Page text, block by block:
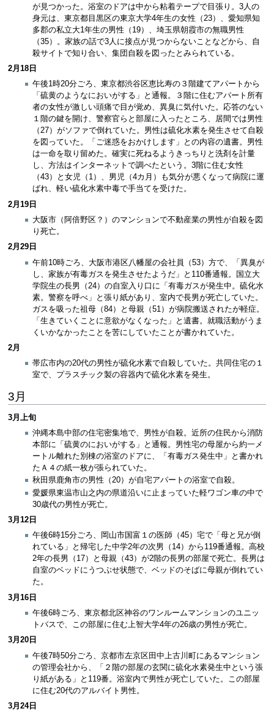
が見つかった。浴室のドアは中から粘着テープで目張り。3人の
身元は、東京都目黒区の東京大学4年生の女性（23）、愛知県知
多郡の私立大1年生の男性（19）、埼玉県朝霞市の無職男性
（35）。家族の話で3人に接点が見つからないことなどから、自
殺サイトで知り合い、集団自殺を図ったとみられている。
2月18日
午後1時20分ごろ、東京都渋谷区恵比寿の３階建てアパートから
「硫黄のようなにおいがする」と通報。３階に住むアパート所有
者の女性が激しい頭痛で目が覚め、異臭に気付いた。応答のない
１階の鍵を開け、警察官らと部屋に入ったところ、居間では男性
（27）がソファで倒れていた。男性は硫化水素を発生させて自殺
を図っていた。「ご迷惑をおかけします」との内容の遺書。男性
は一命を取り留めた。確実に死ねるようきっちりと洗剤を計量
し、方法はインターネットで調べたという。3階に住む女性
（43）と女児（1）、男児（4カ月）も気分が悪くなって病院に運
ばれ、軽い硫化水素中毒で手当てを受けた。
2月19日
大阪市（阿倍野区？）のマンションで不動産業の男性が自殺を図
り死亡。
2月29日
午前10時ごろ、大阪市港区八幡屋の会社員（53）方で、「異臭が
し、家族が有毒ガスを発生させたようだ」と110番通報。国立大
学院生の長男（24）の自室入り口に「有毒ガスが発生中。硫化水
素。警察を呼べ」と張り紙があり、室内で長男が死亡していた。
ガスを吸った祖母（84）と母親（51）が病院搬送されたが軽症。
「生きていくことに意欲がなくなった」と遺書。就職活動がうま
くいかなかったことを苦にしていたことが書かれていた。
2月
帯広市内の20代の男性が硫化水素で自殺していた。共同住宅の１
室で、プラスチック製の容器内で硫化水素を発生。
3月
3月上旬
沖縄本島中部の住宅密集地で、男性が自殺。近所の住民から消防
本部に「硫黄のにおいがする」と通報。男性宅の母屋から約一メ
ートル離れた別棟の浴室のドアに、「有毒ガス発生中」と書かれ
たＡ４の紙一枚が張られていた。
秋田県鹿角市の男性（20）が自宅アパートの浴室で自殺。
愛媛県東温市山之内の県道沿いに止まっていた軽ワゴン車の中で
30歳代の男性が死亡。
3月12日
午後6時15分ごろ、岡山市国富１の医師（45）宅で「母と兄が倒
れている」と帰宅した中学2年の次男（14）から119番通報。高校
2年の長男（17）と母親（43）が2階の長男の部屋で死亡。長男は
自室のベッドにうつぶせ状態で、ベッドのそばに母親が倒れてい
た。
3月16日
午後6時ごろ、東京都北区神谷のワンルームマンションのユニッ
トバスで、この部屋に住む上智大学4年の26歳の男性が死亡。
3月20日
午後7時50分ごろ、京都市左京区田中上古川町にあるマンション
の管理会社から、「２階の部屋の玄関に硫化水素発生中という張
り紙がある」と119番。浴室内で男性が死亡していた。この部屋
に住む20代のアルバイト男性。
3月24日